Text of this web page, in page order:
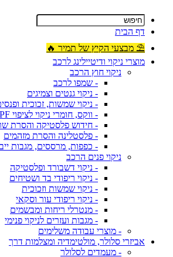
דף הבית
⛱ מבצעי הקיץ של תמיר 🔥
מוצרי ניקוי ודיטיילינג לרכב
ניקוי חוץ הרכב
- שמפו לרכב
- ניקוי גנטים וצמיגים
- ניקוי שמשות, זכוכית
- ווקס, חומרי ניקוי לציפוי PPF, וייניל וצבע מט
- חידוש פלסטיקה והסרת
- פלסטלינה והסרת מזהמים
- כפפות, מרססים, מגבות
ניקוי פנים הרכב
- ניקוי דשבורד ופלסטיקה
- ניקוי ריפודי בד ושטיחים
- ניקוי שמשות וזכוכית
- ניקוי ריפודי עור וסקאי
- מנטרלי ריחות ומבשמים
- מגבות ועזרים לניקוי פנימי
- מוצרי עבודה משלימים
אביזרי סלולר, מולטימדיה ומצלמות דרך
- מעמדים לסלולר